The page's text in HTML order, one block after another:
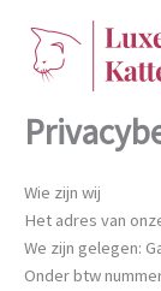
Wie zijn wij
Het adres van
We zijn gelegen:
Onder btw